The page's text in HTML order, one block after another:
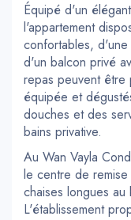
Équipé d'un
l'appartement
confortables,
d'un balcon privé
repas peuvent être
équipée et
douches et des
bains privative.
Au Wan Vayla
le centre de
chaises longues
L'établissement